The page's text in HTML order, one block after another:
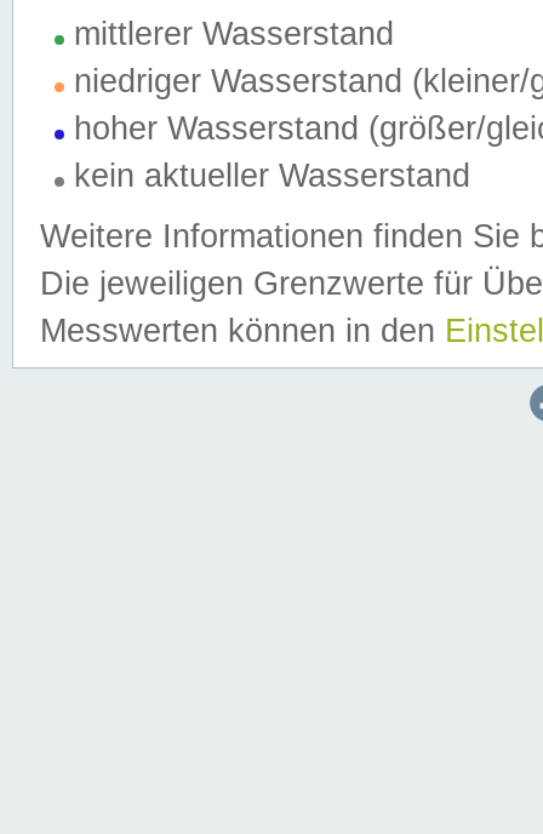
mittlerer Wasserstand
niedriger Wasserstand (kleiner/
hoher Wasserstand (größer/
kein aktueller Wasserstand
Weitere Informationen finden Sie
Die jeweiligen Grenzwerte für
Messwerten können in den